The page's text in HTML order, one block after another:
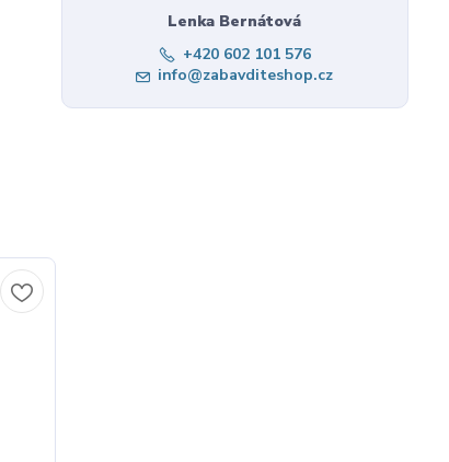
Lenka Bernátová
+420 602 101 576
info@zabavditeshop.cz